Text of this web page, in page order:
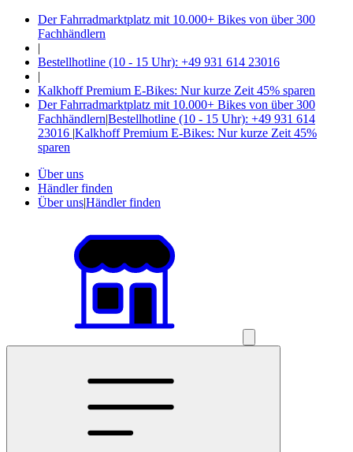
Der Fahrradmarktplatz mit 10.000+ Bikes von über 300
Fachhändlern
|
Bestellhotline (10 - 15 Uhr): +49 931 614 23016
|
Kalkhoff Premium E-Bikes: Nur kurze Zeit 45% sparen
Der Fahrradmarktplatz mit 10.000+ Bikes von über 300
Fachhändlern|Bestellhotline (10 - 15 Uhr): +49 931 614
23016 |Kalkhoff Premium E-Bikes: Nur kurze Zeit 45%
sparen
Über uns
Händler finden
Über uns|Händler finden